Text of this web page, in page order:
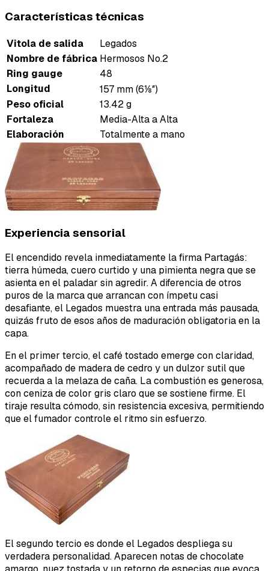
Características técnicas
Vitola de salida
Legados
Nombre de fábrica Hermosos No.2
Ring gauge
48
Longitud
157 mm (6⅛″)
Peso oficial
13.42 g
Fortaleza
Media-Alta a Alta
Elaboración
Totalmente a mano
Experiencia sensorial
El encendido revela inmediatamente la firma Partagás:
tierra húmeda, cuero curtido y una pimienta negra que se
asienta en el paladar sin agredir. A diferencia de otros
puros de la marca que arrancan con ímpetu casi
desafiante, el Legados muestra una entrada más pausada,
quizás fruto de esos años de maduración obligatoria en la
capa.
En el primer tercio, el café tostado emerge con claridad,
acompañado de madera de cedro y un dulzor sutil que
recuerda a la melaza de caña. La combustión es generosa,
con ceniza de color gris claro que se sostiene firme. El
tiraje resulta cómodo, sin resistencia excesiva, permitiendo
que el fumador controle el ritmo sin esfuerzo.
El segundo tercio es donde el Legados despliega su
verdadera personalidad. Aparecen notas de chocolate